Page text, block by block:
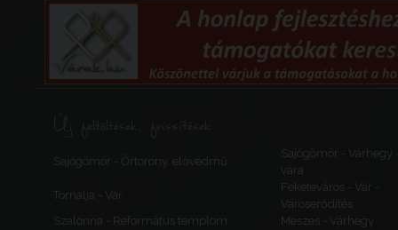
Új feltöltések, frissítések
Sajógömör - Őrtorony, elővédmű
Sajógömör - Várhegy
vára
Tornalja - Vár
Feketeváros - Vár -
Városerődítés
Szalonna - Református templom
Meszes - Várhegy